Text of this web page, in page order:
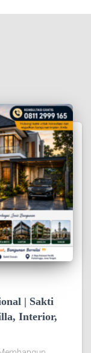
| Sakti
Interior,